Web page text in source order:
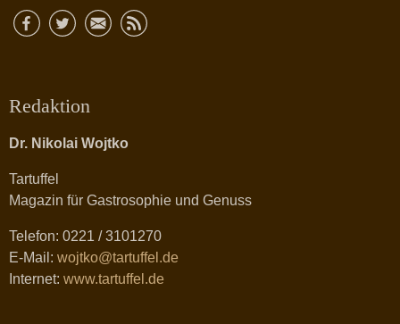
Redaktion
Dr. Nikolai Wojtko
Tartuffel
Magazin für Gastrosophie und Genuss
Telefon: 0221 / 3101270
E-Mail: wojtko@tartuffel.de
Internet: www.tartuffel.de